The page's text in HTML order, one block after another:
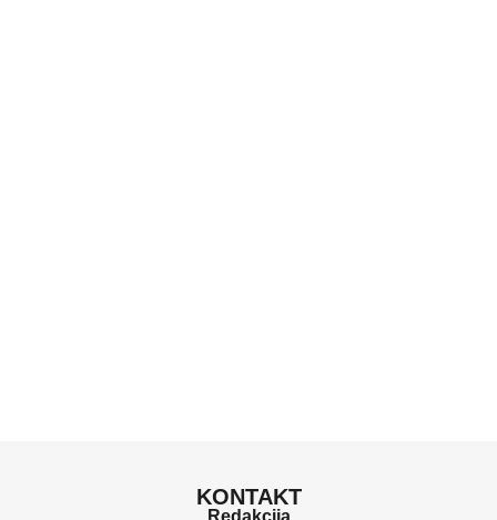
KONTAKT